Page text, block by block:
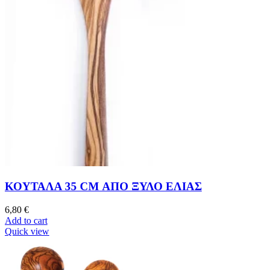
ΚΟΥΤΑΛΑ 35 CM ΑΠΟ ΞΥΛΟ ΕΛΙΑΣ
6,80 €
Add to cart
Quick view